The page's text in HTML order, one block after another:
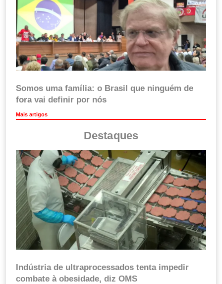
Somos uma família: o Brasil que ninguém de
fora vai definir por nós
Mais artigos
Destaques
Indústria de ultraprocessados tenta impedir
combate à obesidade, diz OMS